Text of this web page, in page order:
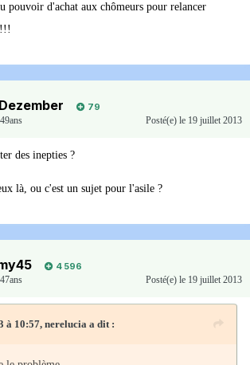
pouvoir d'achat aux chômeurs pour relancer
79
49ans Posté(e) le 19 juillet 2013
des inepties ?
là, ou c'est un sujet pour l'asile ?
4 596
47ans Posté(e) le 19 juillet 2013
à 10:57, nerelucia a dit :